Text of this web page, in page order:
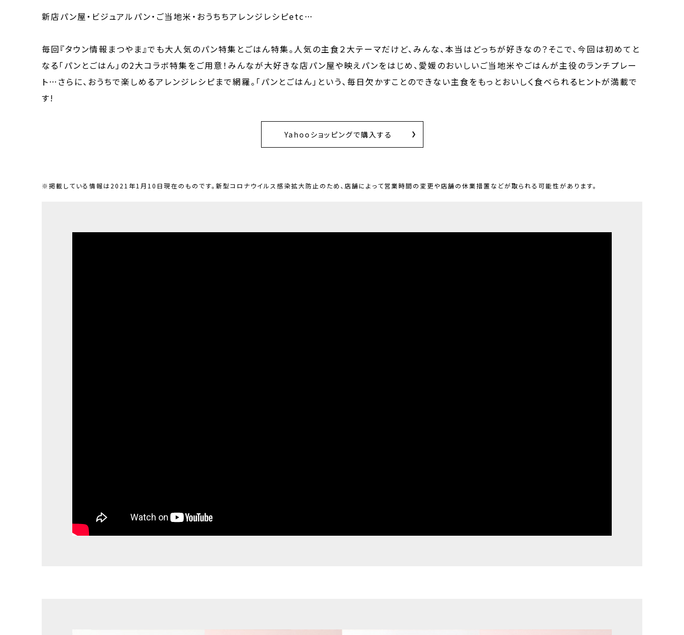
新店パン屋・ビジュアルパン・ご当地米・おうちちアレンジレシピetc…
毎回『タウン情報まつやま』でも大人気のパン特集とごはん特集。人気の主食２大テーマだけど、みんな、本当はどっちが好きなの？そこで、今回は初めてと
なる「パンとごはん」の2大コラボ特集をご用意！みんなが大好きな店パン屋や映えパンをはじめ、愛媛のおいしいご当地米やごはんが主役のランチプレー
ト…さらに、おうちで楽しめるアレンジレシピまで網羅。「パンとごはん」という、毎日欠かすことのできない主食をもっとおいしく食べられるヒントが満載で
す!
Yahooショッピングで購入する
※掲載している情報は2021年1月10日現在のものです。新型コロナウイルス感染拡大防止のため、店舗によって営業時間の変更や店舗の休業措置などが取られる可能性があります。